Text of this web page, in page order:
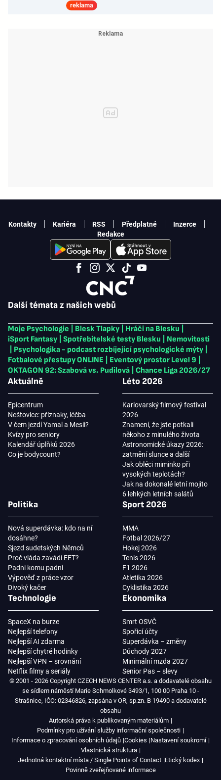
reklama
Další témata z našich webů
Moje Psychologie Blesk Tlapky Hráči na Blesku
iSport Fantasy
Spotřebitelské testy Blesku
Nemovitosti
Psychologika - podcast rozbíjející psychologické mýty
Fotbalové přestupy ONLINE
Eventový prostor Level 9
OKTAGON 92: Szabová vs. Pudilová
Chance Liga 2026/27
Aktuálně
Epicentrum
Neštovice: příznaky, léčba
V čem jezdí Yamal a Mesii?
Kvízy pro seniory
Kalendář úplňků 2026
Co je bodycount?
Léto 2026
Karlovarský filmový festival
2026
Znamení, že jste potkali
někoho z minulého života
Astronomické úkazy 2026:
zatmění slunce a další
Jak obléci miminko při
vysokých teplotách?
Jak na dokonalé letní mojito
6 lehkých letních salátů
Politika
Nová superdávka: kdo na ní
dosáhne?
Sjezd sudetských Němců
Proč vláda zavádí EET?
Padni komu padni
Výpověď z práce vzor
Divoký kačer
Sport 2026
MMA
Fotbal 2026/27
Hokej 2026
Tenis 2026
F1 2026
Atletika 2026
Cyklistika 2026
Technologie
SpaceX na burze
Nejlepší telefony
Nejlepší AI zdarma
Nejlepší chytré hodinky
Nejlepší VPN – srovnání
Netflix filmy a seriály
Ekonomika
Smrt OSVČ
Spořicí účty
Superdávka – změny
Důchody 2027
Minimální mzda 2027
Senior Pas – slevy
Kontakty Kariéra RSS Předplatné
Inzerce
Redakce
© 2001 - 2026 Copyright CZECH NEWS CENTER a.s. a dodavatelé obsahu
se sídlem náměstí Marie Schmolkové 3493/1, 100 00 Praha 10 -
Strašnice, IČO: 02346826, zapsána v OR, sp.zn. B 19490 a dodavatelé
obsahu
Autorská práva k publikovaným materiálům
Podmínky pro užívání služby informační společnosti
Informace o zpracování osobních údajů Cookies Nastavení soukromí
Vlastnická struktura
Jednotná kontaktní místa / Single Points of Contact Etický kodex
Povinně zveřejňované informace